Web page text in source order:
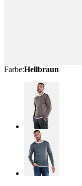
Farbe:Hellbraun